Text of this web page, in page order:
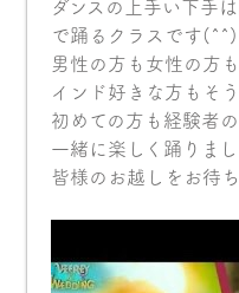
ダンスの上手い下手
で踊るクラスです(^^)
男性の方も女性の方も
インド好きな方もそ
初めての方も経験者の
一緒に楽しく踊りまし
皆様のお越しをお待